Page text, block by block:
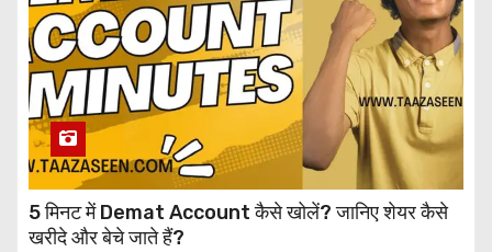
5 मिनट में Demat Account कैसे खोलें? जानिए शेयर कैसे
खरीदे और बेचे जाते हैं?